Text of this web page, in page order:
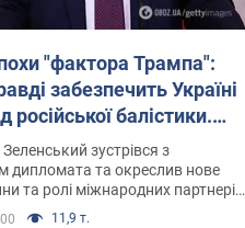
"фактора Трампа":
забезпечить Україні
російської балістики.
з Безсмертним
зустрівся з
дипломата та окреслив нове
та ролі міжнародних партнерів
Росією11,9 т.